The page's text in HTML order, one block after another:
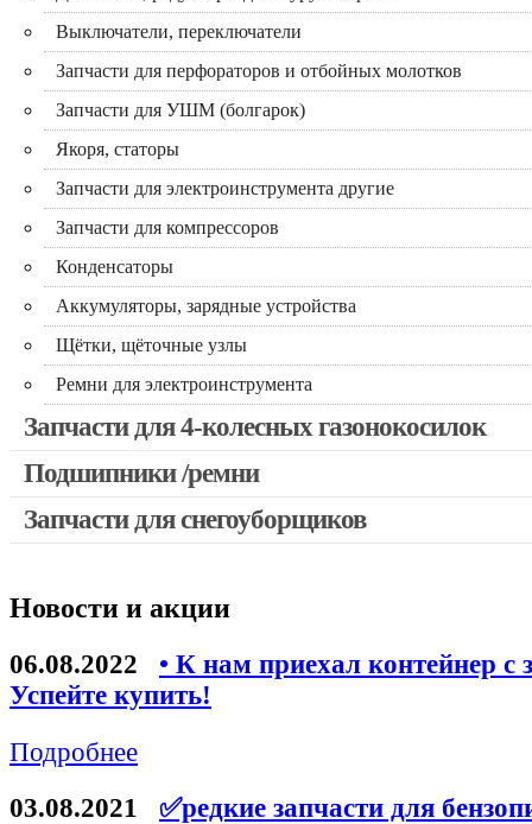
Выключатели, переключатели
Запчасти для перфораторов и отбойных молотков
Запчасти для УШМ (болгарок)
Якоря, статоры
Запчасти для электроинструмента другие
Запчасти для компрессоров
Конденсаторы
Аккумуляторы, зарядные устройства
Щётки, щёточные узлы
Ремни для электроинструмента
Запчасти для 4-колесных газонокосилок
Подшипники /ремни
Запчасти для снегоуборщиков
Новости и акции
06.08.2022
• К нам приехал контейнер с
Успейте купить!
Подробнее
03.08.2021
✅редкие запчасти для